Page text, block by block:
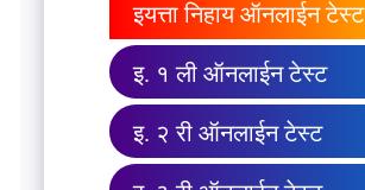
इयत्ता निहाय ऑनलाईन टेस्ट
इ. १ ली ऑनलाईन टेस्ट
इ. २ री ऑनलाईन टेस्ट